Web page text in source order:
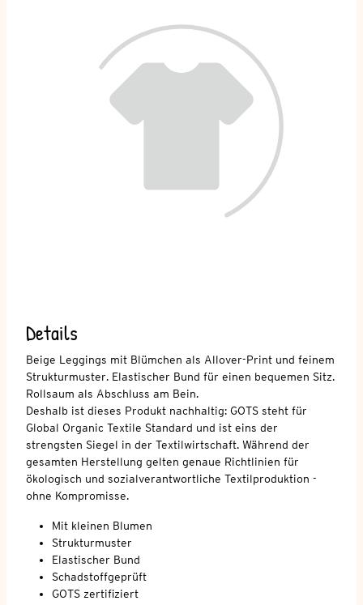
Details
Beige Leggings mit Blümchen als Allover-Print und feinem
Strukturmuster. Elastischer Bund für einen bequemen Sitz.
Rollsaum als Abschluss am Bein.
Deshalb ist dieses Produkt nachhaltig: GOTS steht für
Global Organic Textile Standard und ist eins der
strengsten Siegel in der Textilwirtschaft. Während der
gesamten Herstellung gelten genaue Richtlinien für
ökologisch und sozialverantwortliche Textilproduktion -
ohne Kompromisse.
Mit kleinen Blumen
Strukturmuster
Elastischer Bund
Schadstoffgeprüft
GOTS zertifiziert